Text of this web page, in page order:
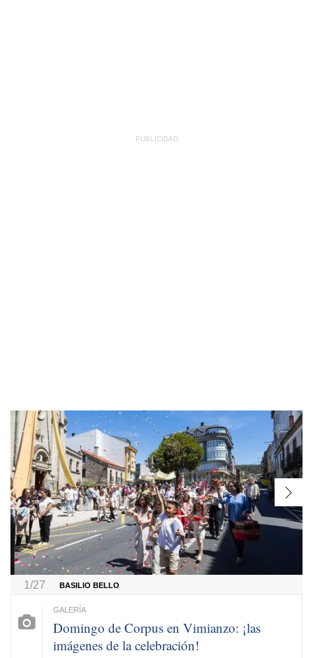
1/27 BASILIO BELLO
Domingo de Corpus en Vimianzo: ¡las
imágenes de la celebración!